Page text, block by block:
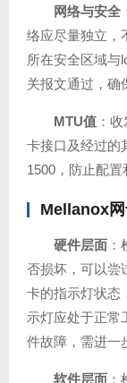
网络与安全
络应尽量独立，
所在安全区域与
关报文通过，确
MTU值 ：
卡接口及经过的
1500，防止配置
Mellanox
硬件层面
否损坏，可以尝
卡的指示灯状态
示灯应处于正常
件故障，需进一
软件层面